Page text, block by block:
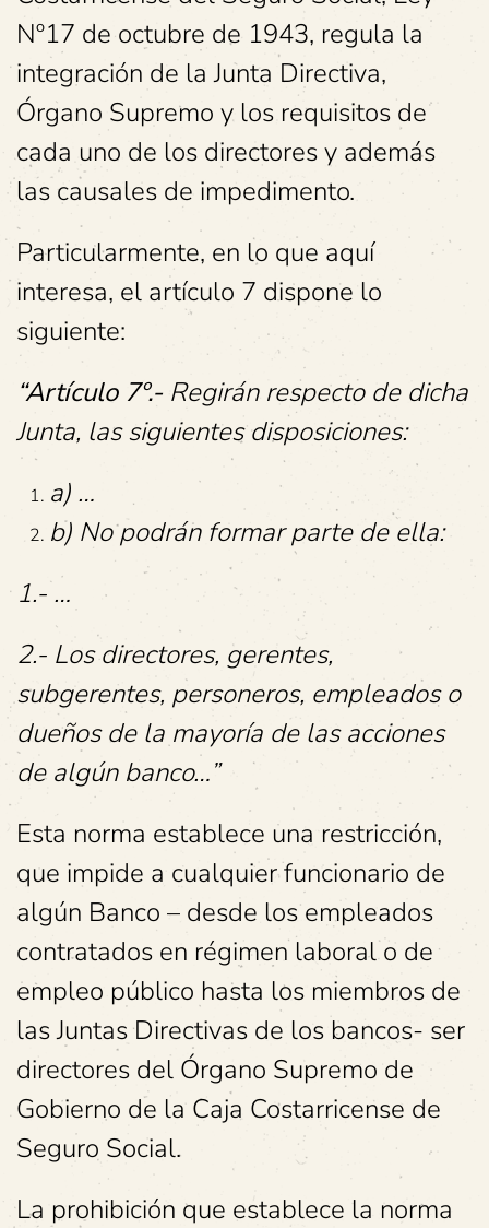
Nº17 de octubre de 1943, regula la
integración de la Junta Directiva,
Órgano Supremo y los requisitos de
cada uno de los directores y además
las causales de impedimento.
Particularmente, en lo que aquí
interesa, el artículo 7 dispone lo
siguiente:
“Artículo 7º.- Regirán respecto de dicha
Junta, las siguientes disposiciones:
a) …
b) No podrán formar parte de ella:
1.- …
2.- Los directores, gerentes,
subgerentes, personeros, empleados o
dueños de la mayoría de las acciones
de algún banco…”
Esta norma establece una restricción,
que impide a cualquier funcionario de
algún Banco – desde los empleados
contratados en régimen laboral o de
empleo público hasta los miembros de
las Juntas Directivas de los bancos- ser
directores del Órgano Supremo de
Gobierno de la Caja Costarricense de
Seguro Social.
La prohibición que establece la norma